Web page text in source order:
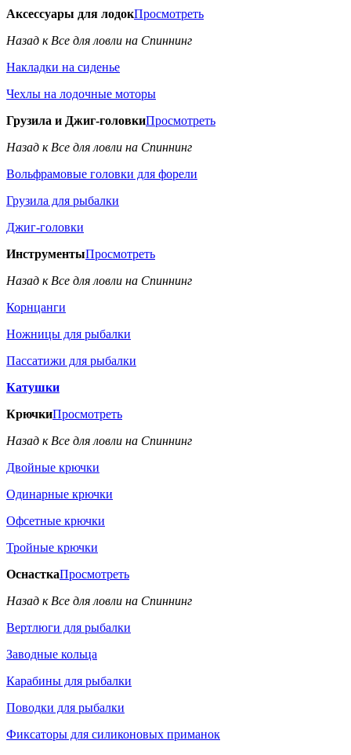
Аксессуары для лодокПросмотреть
Назад к Все для ловли на Спиннинг
Накладки на сиденье
Чехлы на лодочные моторы
Грузила и Джиг-головкиПросмотреть
Назад к Все для ловли на Спиннинг
Вольфрамовые головки для форели
Грузила для рыбалки
Джиг-головки
ИнструментыПросмотреть
Назад к Все для ловли на Спиннинг
Корнцанги
Ножницы для рыбалки
Пассатижи для рыбалки
Катушки
КрючкиПросмотреть
Назад к Все для ловли на Спиннинг
Двойные крючки
Одинарные крючки
Офсетные крючки
Тройные крючки
ОснасткаПросмотреть
Назад к Все для ловли на Спиннинг
Вертлюги для рыбалки
Заводные кольца
Карабины для рыбалки
Поводки для рыбалки
Фиксаторы для силиконовых приманок